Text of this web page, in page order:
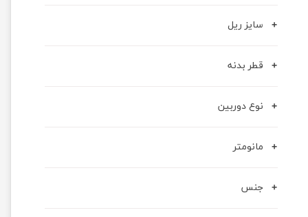
سایز ریل
قطر بدنه
نوع دوربین
مانومتر
جنس